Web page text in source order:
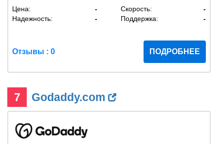
Цена: - Скорость:
-
Надежность:
- Поддержка: -
Отзывы : 0 ПОДРОБНЕЕ
7 Godaddy.com